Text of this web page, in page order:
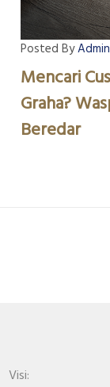
Posted ByAdmin
Mencari
Graha?
Beredar
Visi: